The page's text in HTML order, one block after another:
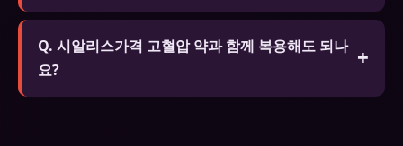
가장 자연스러운 방법입니다.
A. 일반적으로 복용 후 30분~1시간 후에 효과가 나타
납니다. 고지방 식사 후 복용하면 흡수가 지연될 수
있습니다. 성적 자극이 있을 때만 효과가 발현됩니다.
Q. 시알리스가격 고혈압 약과 함께 복용해도 되나
요?